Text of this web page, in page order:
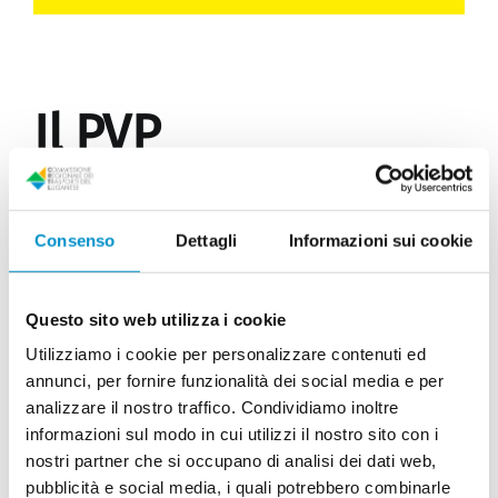
Consenso Dettagli Informazioni sui cookie
Questo sito web utilizza i cookie
Utilizziamo i cookie per personalizzare contenuti ed
annunci, per fornire funzionalità dei social media e per
analizzare il nostro traffico. Condividiamo inoltre
informazioni sul modo in cui utilizzi il nostro sito con i
nostri partner che si occupano di analisi dei dati web,
pubblicità e social media, i quali potrebbero combinarle
Il PVP
Pubblicato il 30 Maggio 2022
Il Piano della viabilità del Polo luganese (PVP) è uno
messa in esercizio della galleria Vedeggio-
Cassarate.
Tema centrale del PVP è quello della mobilità e
dell’intermodalità nel comprensorio centrale
dell’agglomerato luganese denominato “Polo”,
interno all’anello di circonvallazione stradale
“Omega”, costituito dalla tratta autostradale